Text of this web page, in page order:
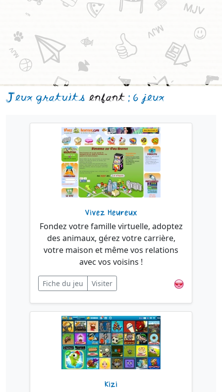
Jeux gratuits enfant : 6 jeux
Vivez Heureux
Fondez votre famille virtuelle, adoptez
des animaux, gérez votre carrière,
votre maison et même vos relations
avec vos voisins !
Fiche du jeu Visiter
Kizi